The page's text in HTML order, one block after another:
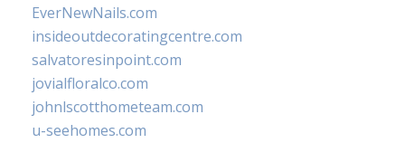
EverNewNails.com
insideoutdecoratingcentre.com
salvatoresinpoint.com
jovialfloralco.com
johnlscotthometeam.com
u-seehomes.com